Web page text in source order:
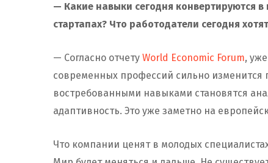
— Какие навыки сегодня конвертируются
стартапах? Что работодатели сегодня
— Согласно отчету World Economic Forum,
современных профессий сильно изменится
востребованными навыками становятся
адаптивность. Это уже заметно на
Что компании ценят в молодых